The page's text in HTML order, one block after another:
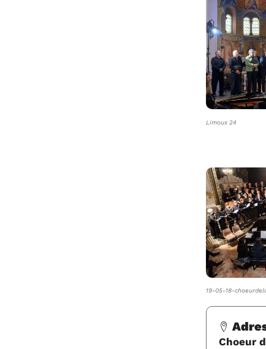
Limoux 24
19-05-18-
Choeur